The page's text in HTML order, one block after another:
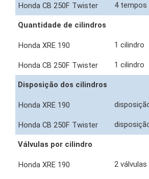
4 tempos
Quantidade de cilindros
1 cilindro
1 cilindro
Disposição dos cilindros
Válvulas por cilindro
2